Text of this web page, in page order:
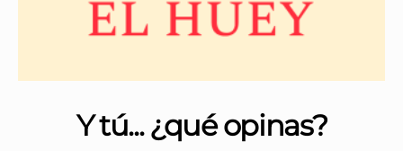
Y tú... ¿qué opinas?